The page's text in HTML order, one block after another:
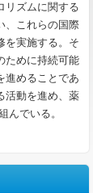
リズムに関する
、これらの国際
を実施する。そ
ために持続可能
進めることであ
活動を進め、薬
んでいる。